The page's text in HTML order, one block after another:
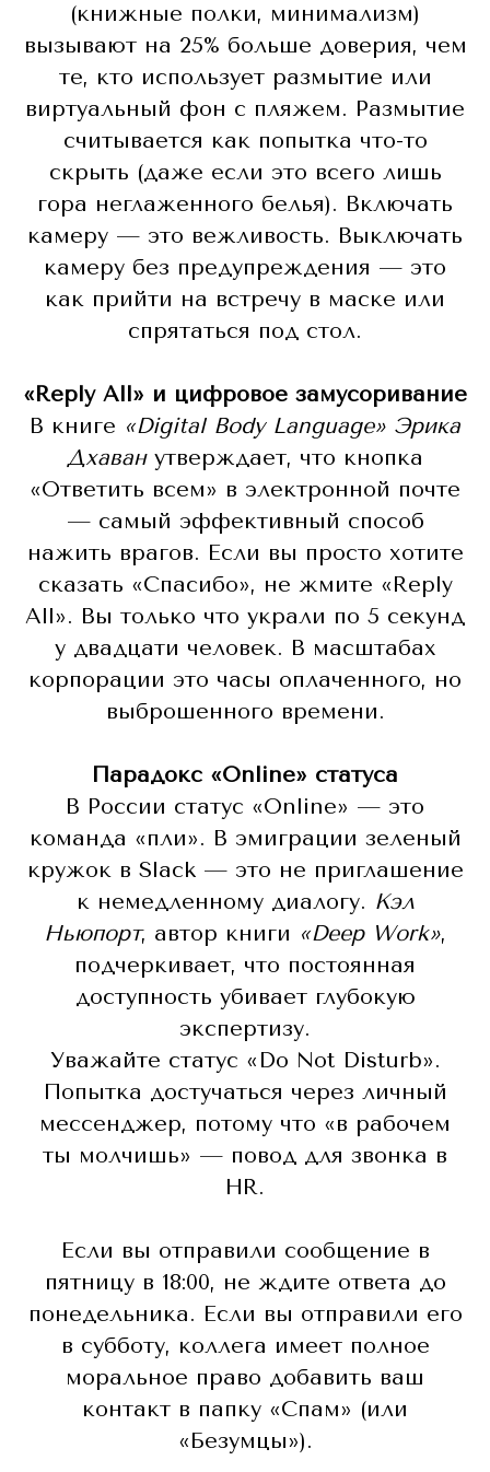
(книжные полки, минимализм)
вызывают на 25% больше доверия, чем
те, кто использует размытие или
виртуальный фон с пляжем. Размытие
считывается как попытка что-то
скрыть (даже если это всего лишь
гора неглаженного белья). Включать
камеру — это вежливость. Выключать
камеру без предупреждения — это
как прийти на встречу в маске или
спрятаться под стол.
«Reply All» и цифровое замусоривание
В книге «Digital Body Language» Эрика
Дхаванутверждает, что кнопка
«Ответить всем» в электронной почте
— самый эффективный способ
нажить врагов. Если вы просто хотите
сказать «Спасибо», не жмите «Reply
All». Вы только что украли по 5 секунд
у двадцати человек. В масштабах
корпорации это часы оплаченного, но
выброшенного времени.
Парадокс «Online» статуса
В России статус «Online» — это
команда «пли». В эмиграции зеленый
кружок в Slack — это не приглашение
к немедленному диалогу. Кэл
Ньюпорт, автор книги «Deep Work»,
подчеркивает, что постоянная
доступность убивает глубокую
экспертизу.
Уважайте статус «Do Not Disturb».
Попытка достучаться через личный
мессенджер, потому что «в рабочем
ты молчишь» — повод для звонка в
HR.
Если вы отправили сообщение в
пятницу в 18:00, не ждите ответа до
понедельника. Если вы отправили его
в субботу, коллега имеет полное
моральное право добавить ваш
контакт в папку «Спам» (или
«Безумцы»).